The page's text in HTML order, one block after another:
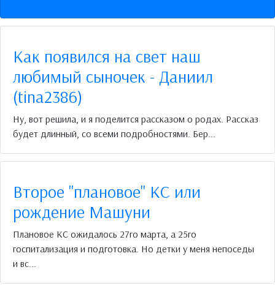
Как появился на свет наш
любимый сыночек - Даниил
(tina2386)
Ну, вот решила, и я поделится рассказом о родах. Рассказ
будет длинный, со всеми подробностями. Бер...
Второе "плановое" КС или
рождение Машуни
Плановое КС ожидалось 27го марта, а 25го
госпитализация и подготовка. Но детки у меня непоседы
и вс...